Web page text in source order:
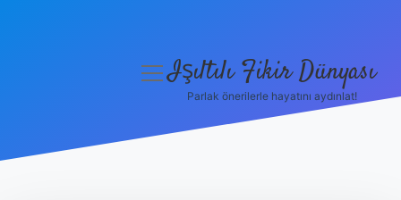
menüyüIşıltılı Fikir Dünyası
Parlak önerilerle hayatını aydınlat!